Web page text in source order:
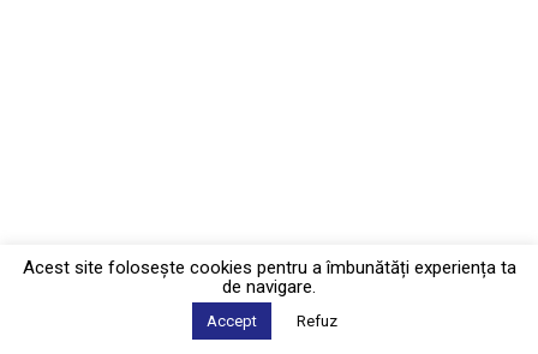
Acest site foloseşte cookies pentru a îmbunătăți experiența ta
de navigare.
Accept Refuz